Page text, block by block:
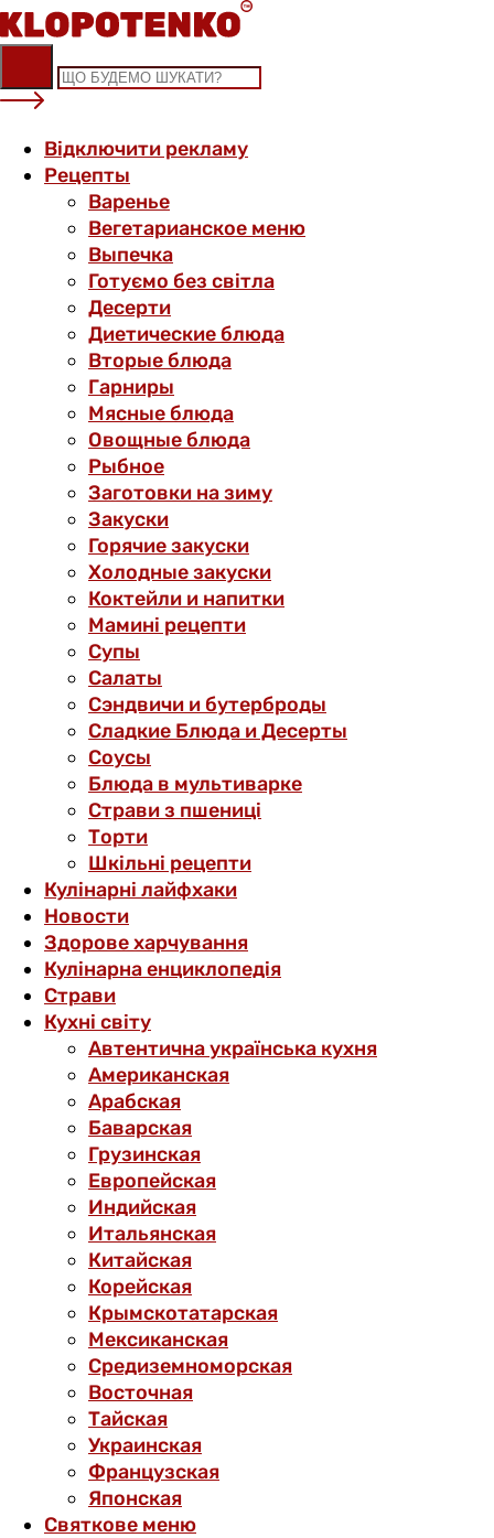
Skip
to
content
Відключити рекламу
Рецепты
Варенье
Вегетарианское меню
Выпечка
Готуємо без світла
Десерти
Диетические блюда
Вторые блюда
Гарниры
Мясные блюда
Овощные блюда
Рыбное
Заготовки на зиму
Закуски
Горячие закуски
Холодные закуски
Коктейли и напитки
Мамині рецепти
Супы
Салаты
Сэндвичи и бутерброды
Сладкие Блюда и Десерты
Соусы
Блюда в мультиварке
Страви з пшениці
Торти
Шкільні рецепти
Кулінарні лайфхаки
Новости
Здорове харчування
Кулінарна енциклопедія
Страви
Кухні світу
Автентична українська кухня
Американская
Арабская
Баварская
Грузинская
Европейская
Индийская
Итальянская
Китайская
Корейская
Крымскотатарская
Мексиканская
Средиземноморская
Восточная
Тайская
Украинская
Французская
Японская
Святкове меню